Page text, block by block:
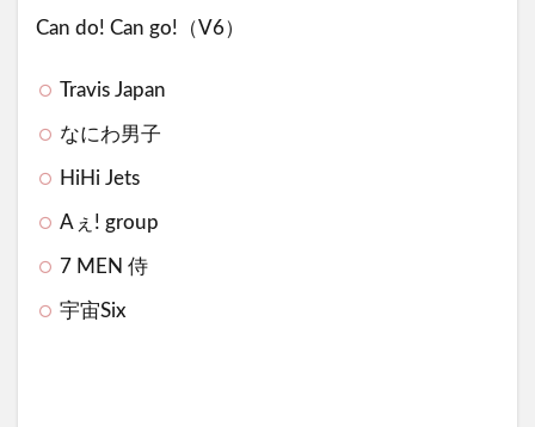
Can do! Can go!（V6）
Travis Japan
なにわ男子
HiHi Jets
Aぇ! group
7 MEN 侍
宇宙Six